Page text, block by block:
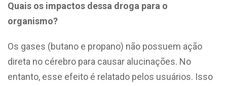
Quais os impactos dessa droga para o
organismo?
Os gases (butano e propano) não possuem ação
direta no cérebro para causar alucinações. No
entanto, esse efeito é relatado pelos usuários. Isso